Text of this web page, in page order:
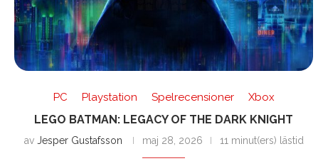
PC Playstation Spelrecensioner Xbox
LEGO BATMAN: LEGACY OF THE DARK KNIGHT
av Jesper Gustafsson maj 28, 2026 11 minut(ers) lästid